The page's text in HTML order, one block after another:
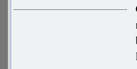
–––––––––––––––––––––––––––––––––